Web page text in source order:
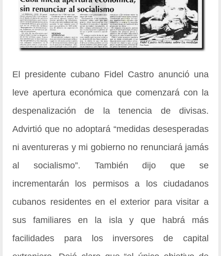
El presidente cubano Fidel Castro anunció una
leve apertura económica que comenzará con la
despenalización de la tenencia de divisas.
Advirtió que no adoptará “medidas desesperadas
ni aventureras y mi gobierno no renunciará jamás
al socialismo”. También dijo que se
incrementarán los permisos a los ciudadanos
cubanos residentes en el exterior para visitar a
sus familiares en la isla y que habrá más
facilidades para los inversores de capital